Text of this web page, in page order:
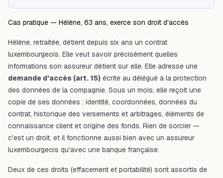
Cas pratique — Hélène, 63 ans, exerce son droit d'accès
Hélène, retraitée, détient depuis six ans un contrat
luxembourgeois. Elle veut savoir précisément quelles
informations son assureur détient sur elle. Elle adresse une
demande d'accès (art. 15) écrite au délégué à la protection
des données de la compagnie. Sous un mois, elle reçoit une
copie de ses données : identité, coordonnées, données du
contrat, historique des versements et arbitrages, éléments de
connaissance client et origine des fonds. Rien de sorcier —
c'est un droit, et il fonctionne aussi bien avec un assureur
luxembourgeois qu'avec une banque française.
Deux de ces droits (effacement et portabilité) sont assortis de